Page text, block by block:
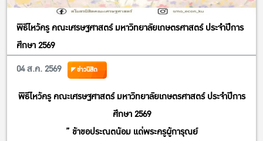
พิธีไหว้ครู คณะเศรษฐศาสตร์ มหาวิทยาลัยเกษตรศาสตร์ ประจำปีการ
ศึกษา 2569
04 ส.ค. 2569
ข่าวนิสิต
พิธีไหว้ครู คณะเศรษฐศาสตร์ มหาวิทยาลัยเกษตรศาสตร์ ประจำปีการ
ศึกษา 2569
” ข้าขอประณตน้อม แด่พระครูผู้การุณย์